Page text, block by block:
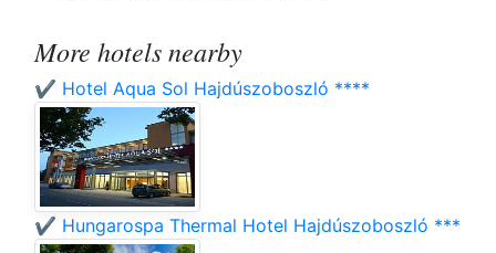
More hotels nearby
✔️ Hotel Aqua Sol Hajdúszoboszló ****
✔️ Hungarospa Thermal Hotel Hajdúszoboszló ***